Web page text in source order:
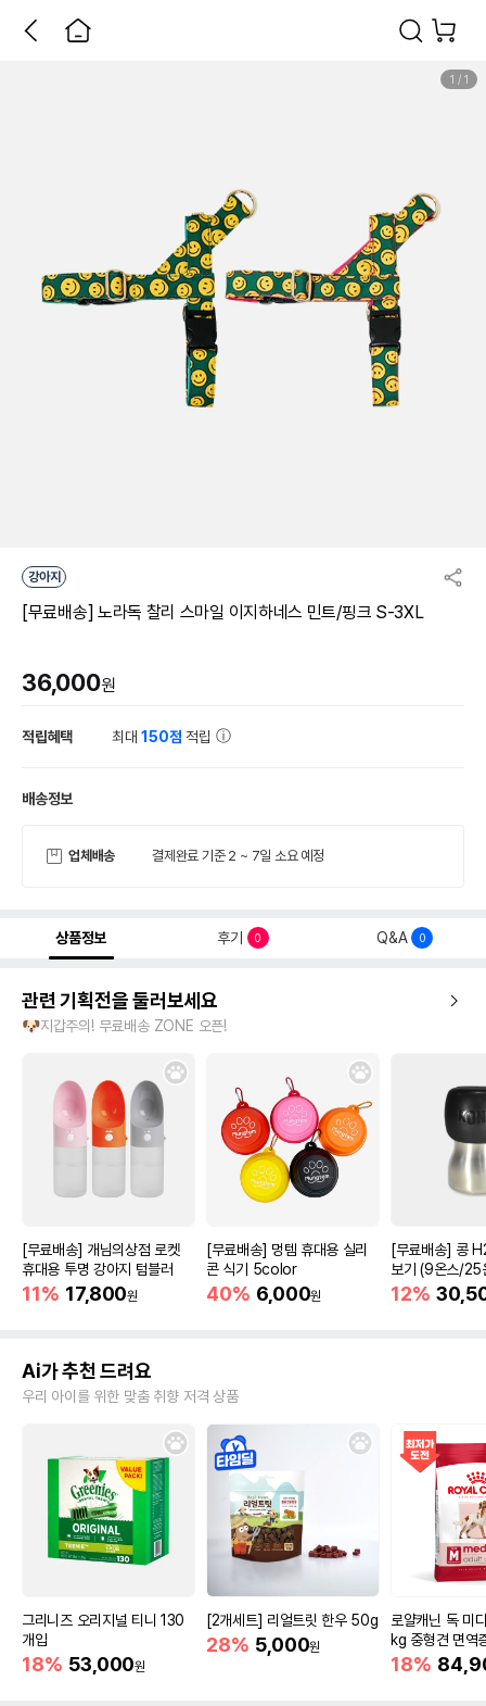
1 / 1
강아지
[무료배송] 노라독 찰리 스마일 이지하네스 민트/핑크 S-3XL
36,000원
적립혜택 최대150점 적립
배송정보
업체배송 결제완료 기준 2 ~ 7일 소요 예정
상품정보 후기 0 Q&A 0
관련 기획전을 둘러보세요
🐶지갑주의! 무료배송 ZONE 오픈!
[무료배송] 개님의상점 로켓
휴대용 투명 강아지 텀블러
11% 17,800원
[무료배송] 멍템 휴대용 실리
콘 식기 5color
40% 6,000원
[무료배송] 콩
보기 (9온스/25
12%
Ai가 추천 드려요
우리 아이를 위한 맞춤 취향 저격 상품
그리니즈 오리지널 티니 130
개입
18% 53,000원
[2개세트] 리얼트릿 한우 50g
28% 5,000원
로얄캐닌 독 미
kg 중형견 면역
18%